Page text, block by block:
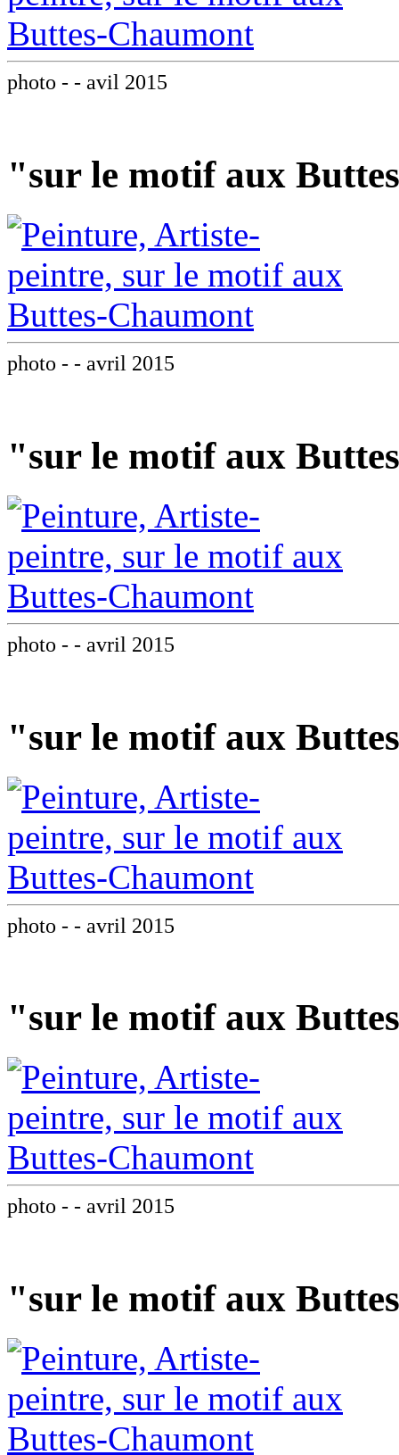
photo - - avil 2015
"sur le motif aux
photo - - avril 2015
"sur le motif aux
photo - - avril 2015
"sur le motif aux
photo - - avril 2015
"sur le motif aux
photo - - avril 2015
"sur le motif aux